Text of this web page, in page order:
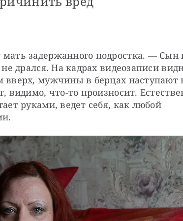
задержанного подростка. — Сын
дрался. На кадрах видеозаписи
вверх, мужчины в берцах наступают
видимо, что-то произносит.
руками, ведет себя, как любой